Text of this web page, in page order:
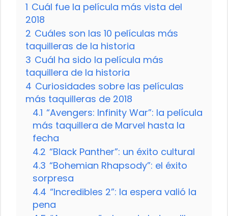
1 Cuál fue la película más vista del
2018
2 Cuáles son las 10 películas más
taquilleras de la historia
3 Cuál ha sido la película más
taquillera de la historia
4 Curiosidades sobre las películas
más taquilleras de 2018
4.1 “Avengers: Infinity War”: la película
más taquillera de Marvel hasta la
fecha
4.2 “Black Panther”: un éxito cultural
4.3 “Bohemian Rhapsody”: el éxito
sorpresa
4.4 “Incredibles 2”: la espera valió la
pena